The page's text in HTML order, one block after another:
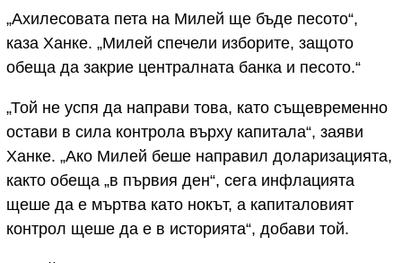
„Ахилесовата пета на Милей ще бъде песото“,
каза Ханке. „Милей спечели изборите, защото
обеща да закрие централната банка и песото.“
„Той не успя да направи това, като същевременно
остави в сила контрола върху капитала“, заяви
Ханке. „Ако Милей беше направил доларизацията,
както обеща „в първия ден“, сега инфлацията
щеше да е мъртва като нокът, а капиталовият
контрол щеше да е в историята“, добави той.